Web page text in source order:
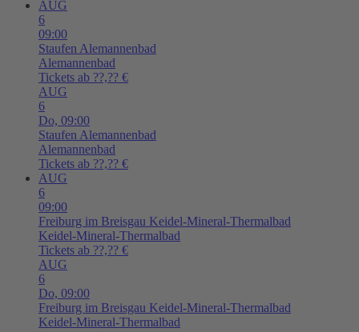
AUG
6
09:00
Staufen Alemannenbad
Alemannenbad
Tickets ab ??,?? €
AUG
6
Do, 09:00
Staufen Alemannenbad
Alemannenbad
Tickets ab ??,?? €
AUG
6
09:00
Freiburg im Breisgau Keidel-Mineral-Thermalbad
Keidel-Mineral-Thermalbad
Tickets ab ??,?? €
AUG
6
Do, 09:00
Freiburg im Breisgau Keidel-Mineral-Thermalbad
Keidel-Mineral-Thermalbad